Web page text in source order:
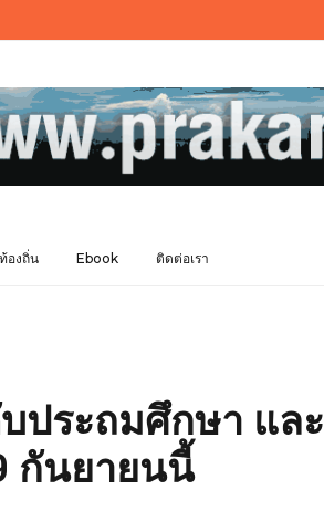
ท้องถิ่น Ebook ติดต่อเรา
ประถมศึกษา และ
กันยายนนี้